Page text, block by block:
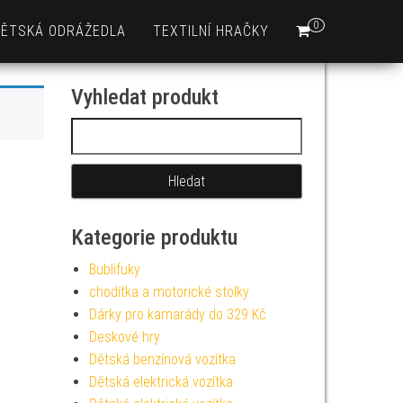
0
ODRÁŽEDLA TEXTILNÍ HRAČKY
Vyhledat produkt
Kategorie produktu
Bublifuky
chodítka a motorické stolky
Dárky pro kamarády do 329 Kč
Deskové hry
Dětská benzínová vozítka
Dětská elektrická vozítka